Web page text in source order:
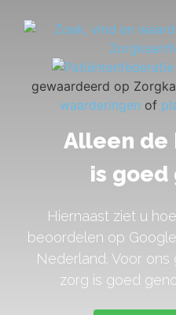
gewaardeerd op
waarderingen of
Alleen de
is goed
Hiernaast ziet u
beoordelen op
Nederland. Voor
zorg is goed